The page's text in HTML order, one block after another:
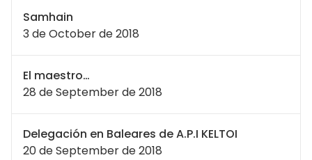
Samhain
3 de October de 2018
El maestro…
28 de September de 2018
Delegación en Baleares de A.P.I KELTOI
20 de September de 2018